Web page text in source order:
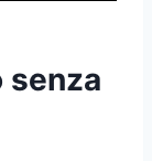
senza